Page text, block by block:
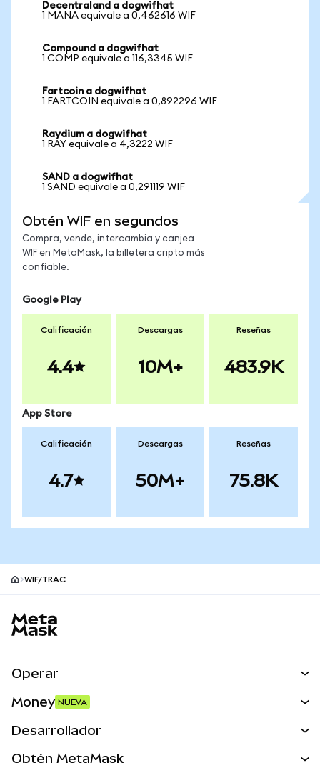
Decentraland a dogwifhat
1 MANA equivale a 0,462616 WIF
Compound a dogwifhat
1 COMP equivale a 116,3345 WIF
Fartcoin a dogwifhat
1 FARTCOIN equivale a 0,892296 WIF
Raydium a dogwifhat
1 RAY equivale a 4,3222 WIF
SAND a dogwifhat
1 SAND equivale a 0,291119 WIF
Obtén WIF en segundos
Compra, vende, intercambia y canjea
WIF en MetaMask, la billetera cripto más
confiable.
Google Play
Calificación
4.4
Descargas
10M+
Reseñas
483.9K
App Store
Calificación
4.7
Descargas
50M+
Reseñas
75.8K
WIF/TRAC
Operar
Money NUEVA
Desarrollador
Obtén MetaMask